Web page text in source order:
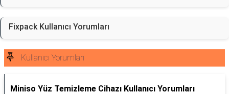
Fixpack Kullanıcı Yorumları
Kullanıcı Yorumları
Miniso Yüz Temizleme Cihazı Kullanıcı Yorumları